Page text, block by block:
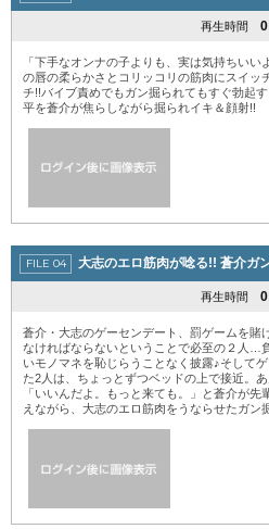
再生時間
「下手なオンナの子よりも、実は気持ちい
の唇の柔らかさとコリッコリの筋肉にスイッ
チ!!バイブ責めでもガン掘られてもすぐ勃起
平を蒼介が焦らしながら掘られイキ＆顔射!!
大志のエロ筋肉が唸る!! 蒼介ガ
再生時間
蒼介・大志のゲーセンデート、罰ゲームを賭
なければならないということで必至の２人…
いモノマネを恥じらうことなく披露♪そして
た2人は、ちょっとずつベッドの上で接近。
「いいんだよ。もっと来ても。」と蒼介が
えながら、大志のエロ筋肉をうならせたガン